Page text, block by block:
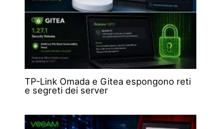
TP-Link Omada e Gitea espongono reti
e segreti dei server